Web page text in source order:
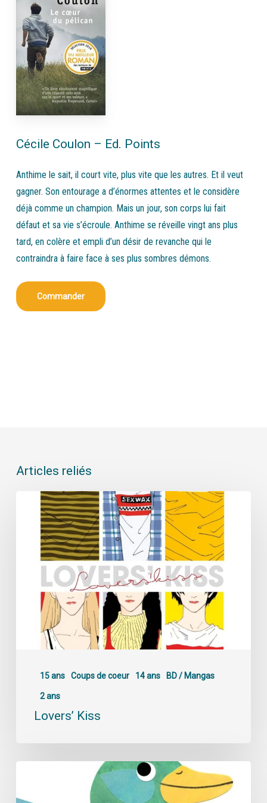
Cécile Coulon – Ed. Points
Anthime le sait, il court vite, plus vite que les autres. Et il veut
gagner. Son entourage a d’énormes attentes et le considère
déjà comme un champion. Mais un jour, son corps lui fait
défaut et sa vie s’écroule. Anthime se réveille vingt ans plus
tard, en colère et empli d’un désir de revanche qui le
contraindra à faire face à ses plus sombres démons.
Commander
Articles reliés
15 ans Coups de coeur 14 ans BD / Mangas
2 ans
Lovers’ Kiss